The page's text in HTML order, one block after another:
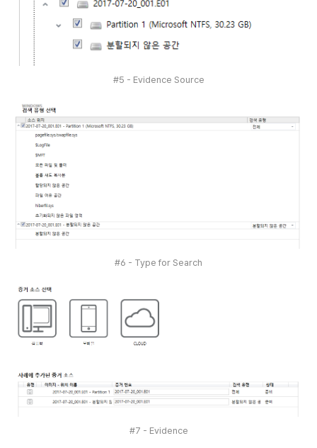
#5 - Evidence Source
#6 - Type for Search
#7 - Evidence